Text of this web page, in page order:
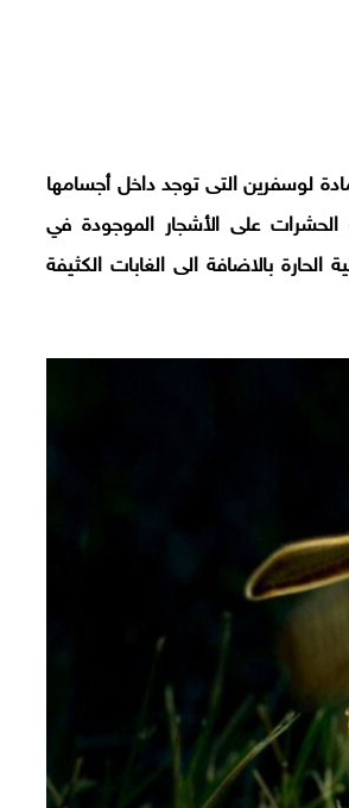
لوسفرين التى توجد داخل أجسامها
على الأشجار الموجودة في
بالاضافة الى الغابات الكثيفة